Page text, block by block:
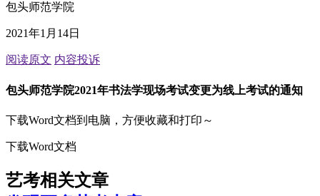
包头师范学院
2021年1月14日
阅读原文 内容投诉
包头师范学院2021年书法学现场考试变更为线上考试的通知
下载Word文档到电脑，方便收藏和打印～
下载Word文档
艺考相关文章